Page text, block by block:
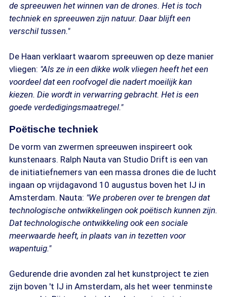
de spreeuwen het winnen van de drones. Het is toch
techniek en spreeuwen zijn natuur. Daar blijft een
verschil tussen."
De Haan verklaart waarom spreeuwen op deze manier
vliegen: "Als ze in een dikke wolk vliegen heeft het een
voordeel dat een roofvogel die nadert moeilijk kan
kiezen. Die wordt in verwarring gebracht. Het is een
goede verdedigingsmaatregel."
Poëtische techniek
De vorm van zwermen spreeuwen inspireert ook
kunstenaars. Ralph Nauta van Studio Drift is een van
de initiatiefnemers van een massa drones die de lucht
ingaan op vrijdagavond 10 augustus boven het IJ in
Amsterdam. Nauta: "We proberen over te brengen dat
technologische ontwikkelingen ook poëtisch kunnen zijn.
Dat technologische ontwikkeling ook een sociale
meerwaarde heeft, in plaats van in tezetten voor
wapentuig."
Gedurende drie avonden zal het kunstproject te zien
zijn boven 't IJ in Amsterdam, als het weer tenminste